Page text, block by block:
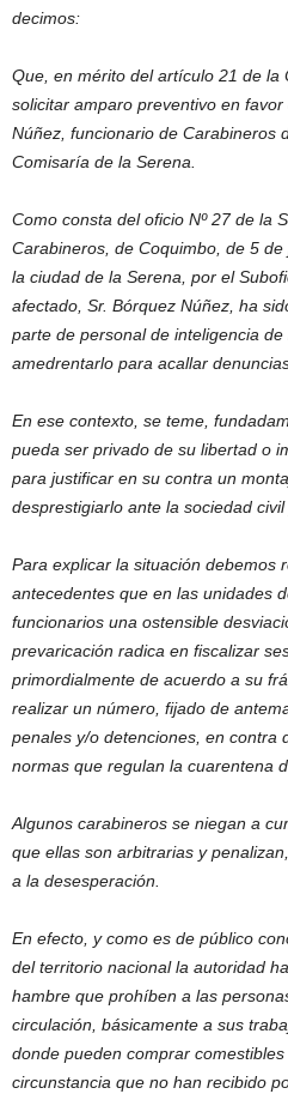
decimos:
Que, en mérito del artículo 21 de la
solicitar amparo preventivo en favor
Núñez, funcionario de Carabineros
Comisaría de la Serena.
Como consta del oficio Nº 27 de la
Carabineros, de Coquimbo, de 5
la ciudad de la Serena, por el
afectado, Sr. Bórquez Núñez, ha
parte de personal de inteligencia
amedrentarlo para acallar
En ese contexto, se teme,
pueda ser privado de su libertad o
para justificar en su contra un
desprestigiarlo ante la sociedad civil
Para explicar la situación debemos
antecedentes que en las unidades
funcionarios una ostensible
prevaricación radica en fiscalizar
primordialmente de acuerdo a su
realizar un número, fijado de
penales y/o detenciones, en contra
normas que regulan la cuarentena
Algunos carabineros se niegan a
que ellas son arbitrarias y
a la desesperación.
En efecto, y como es de público
del territorio nacional la autoridad
hambre que prohíben a las
circulación, básicamente a sus
donde pueden comprar
circunstancia que no han recibido